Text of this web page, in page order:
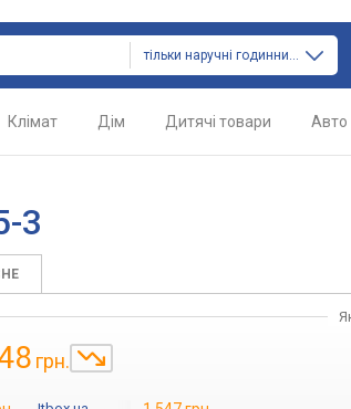
тільки наручні годинники
Клімат Дім Дитячі товари Авто
3
грн.